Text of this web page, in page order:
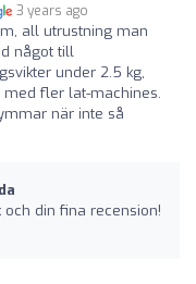
3 years ago
all utrustning man
något till
under 2.5 kg,
med fler lat-machines.
när inte så
och din fina recension!